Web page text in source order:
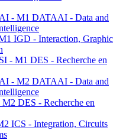
- M1 DATAAI - Data and
IGD - Interaction, Graphic
- M1 DES - Recherche en
- M2 DATAAI - Data and
DES - Recherche en
ICS - Integration, Circuits